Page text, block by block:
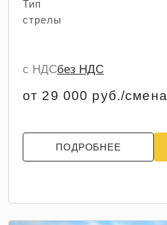
Тип
стрелы
с НДСбез НДС
от 29 000 руб./смена
ПОДРОБНЕЕ